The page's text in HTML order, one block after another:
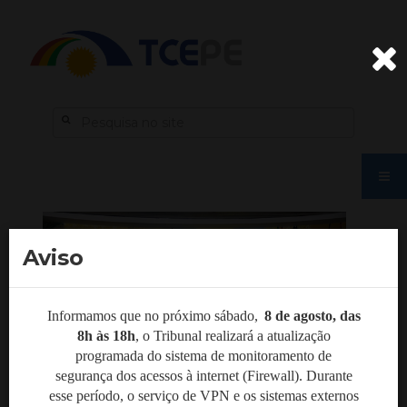
Aviso
Informamos que no próximo sábado, 8 de agosto, das
8h às 18h, o Tribunal realizará a atualização
programada do sistema de monitoramento de
segurança dos acessos à internet (Firewall). Durante
esse período, o serviço de VPN e os sistemas externos